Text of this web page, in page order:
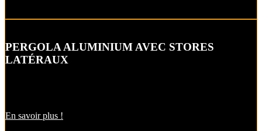
PERGOLA ALUMINIUM AVEC STORES
LATÉRAUX
En savoir plus !